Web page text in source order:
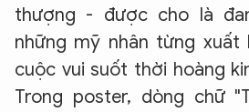
thượng - được cho là
những mỹ nhân từng xuất
cuộc vui suốt thời hoàng
Trong poster, dòng chữ